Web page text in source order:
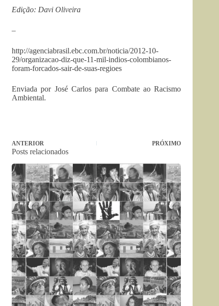
Edição: Davi Oliveira
–
http://agenciabrasil.ebc.com.br/noticia/2012-10-
29/organizacao-diz-que-11-mil-indios-colombianos-
foram-forcados-sair-de-suas-regioes
Enviada por José Carlos para Combate ao Racismo
Ambiental.
ANTERIOR PRÓXIMO
Posts relacionados